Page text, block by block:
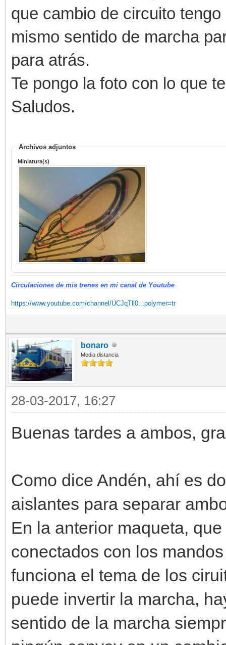
que cambio de circuito
mismo sentido de marcha
para atrás.
Te pongo la foto con lo que
Saludos.
Archivos adjuntos
Miniatura(s)
Circulaciones de mis trenes en mi canal de Youtube
https://www.youtube.com/channel/UCJqTll0...polymer=tr
bonaro
Media distancia
28-03-2017, 16:27
Buenas tardes a ambos,
Como dice Andén, ahí es
aislantes para separar
En la anterior maqueta,
conectados con los
funciona el tema de los
puede invertir la marcha,
sentido de la marcha